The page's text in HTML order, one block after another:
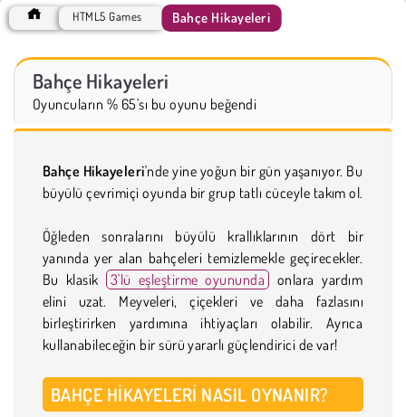
HTML5 Games Bahçe Hikayeleri
Bahçe Hikayeleri
Oyuncuların % 65'sı bu oyunu beğendi
Bahçe Hikayeleri'nde yine yoğun bir gün yaşanıyor. Bu
büyülü çevrimiçi oyunda bir grup tatlı cüceyle takım ol.
Öğleden sonralarını büyülü krallıklarının dört bir
yanında yer alan bahçeleri temizlemekle geçirecekler.
Bu klasik
3'lü eşleştirme oyununda
onlara yardım
elini uzat. Meyveleri, çiçekleri ve daha fazlasını
birleştirirken yardımına ihtiyaçları olabilir. Ayrıca
kullanabileceğin bir sürü yararlı güçlendirici de var!
BAHÇE HIKAYELERI NASIL OYNANIR?